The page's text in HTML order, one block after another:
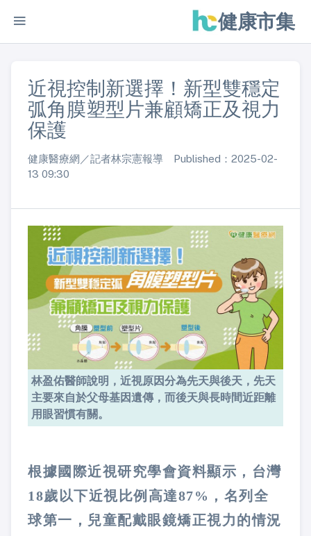
健康市集
近視控制新選擇！新型雙穩定
弧角膜塑型片兼顧矯正及視力
保護
健康醫療網／記者林宗憲報導 Published：2025-02-
13 09:30
林盈佑醫師說明，近視原因分為先天與後天，先天
主要來自於父母基因遺傳，而後天與長時間近距離
用眼習慣有關。
根據國際近視研究學會資料顯示，台灣
18歲以下近視比例高達87%，名列全
球第一，兒童配戴眼鏡矯正視力的情況